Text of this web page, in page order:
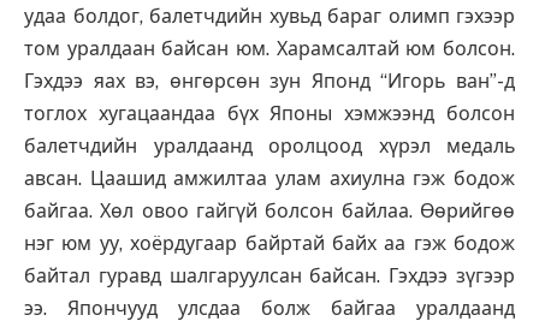
удаа болдог, балетчдийн хувьд бараг олимп гэхээр
том уралдаан байсан юм. Харамсалтай юм болсон.
Гэхдээ яах вэ, өнгөрсөн зун Японд “Игорь ван”-д
тоглох хугацаандаа бүх Японы хэмжээнд болсон
балетчдийн уралдаанд оролцоод хүрэл медаль
авсан. Цаашид амжилтаа улам ахиулна гэж бодож
байгаа. Хөл овоо гайгүй болсон байлаа. Өөрийгөө
нэг юм уу, хоёрдугаар байртай байх аа гэж бодож
байтал гуравд шалгаруулсан байсан. Гэхдээ зүгээр
ээ. Япончууд улсдаа болж байгаа уралдаанд